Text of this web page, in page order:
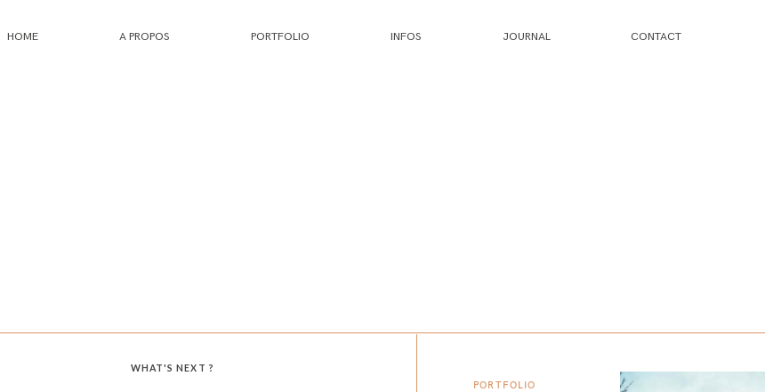
HOME A PROPOS PORTFOLIO INFOS JOURNAL CONTACT
WHAT'S NEXT ?
PORTFOLIO